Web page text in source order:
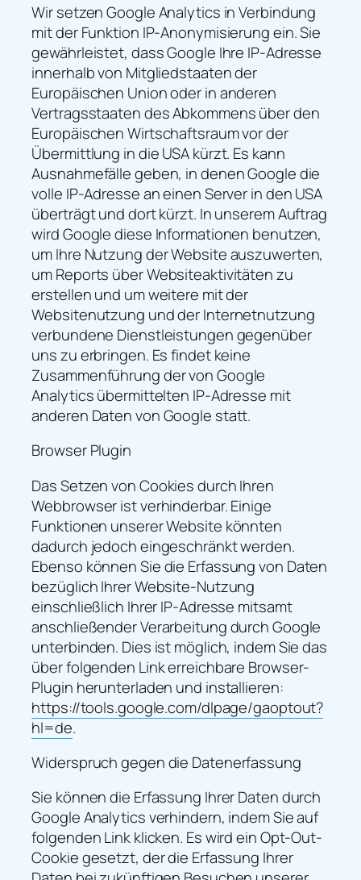
Wir setzen Google Analytics in Verbindung
mit der Funktion IP-Anonymisierung ein. Sie
gewährleistet, dass Google Ihre IP-Adresse
innerhalb von Mitgliedstaaten der
Europäischen Union oder in anderen
Vertragsstaaten des Abkommens über den
Europäischen Wirtschaftsraum vor der
Übermittlung in die USA kürzt. Es kann
Ausnahmefälle geben, in denen Google die
volle IP-Adresse an einen Server in den USA
überträgt und dort kürzt. In unserem Auftrag
wird Google diese Informationen benutzen,
um Ihre Nutzung der Website auszuwerten,
um Reports über Websiteaktivitäten zu
erstellen und um weitere mit der
Websitenutzung und der Internetnutzung
verbundene Dienstleistungen gegenüber
uns zu erbringen. Es findet keine
Zusammenführung der von Google
Analytics übermittelten IP-Adresse mit
anderen Daten von Google statt.
Browser Plugin
Das Setzen von Cookies durch Ihren
Webbrowser ist verhinderbar. Einige
Funktionen unserer Website könnten
dadurch jedoch eingeschränkt werden.
Ebenso können Sie die Erfassung von Daten
bezüglich Ihrer Website-Nutzung
einschließlich Ihrer IP-Adresse mitsamt
anschließender Verarbeitung durch Google
unterbinden. Dies ist möglich, indem Sie das
über folgenden Link erreichbare Browser-
Plugin herunterladen und installieren:
https://tools.google.com/dlpage/gaoptout?
hl=de.
Widerspruch gegen die Datenerfassung
Sie können die Erfassung Ihrer Daten durch
Google Analytics verhindern, indem Sie auf
folgenden Link klicken. Es wird ein Opt-Out-
Cookie gesetzt, der die Erfassung Ihrer